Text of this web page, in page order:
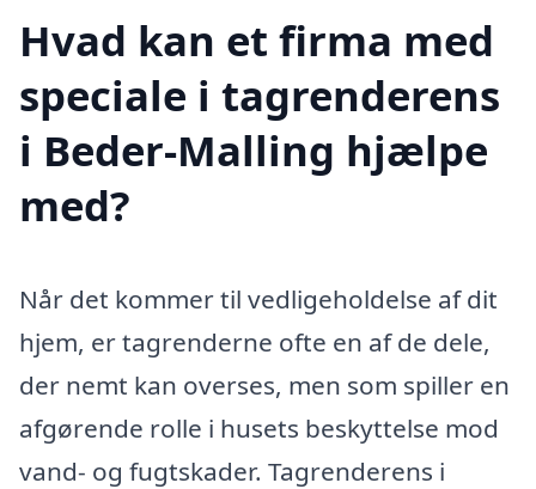
Hvad kan et firma med
speciale i tagrenderens
i Beder-Malling hjælpe
med?
Når det kommer til vedligeholdelse af dit
hjem, er tagrenderne ofte en af de dele,
der nemt kan overses, men som spiller en
afgørende rolle i husets beskyttelse mod
vand- og fugtskader. Tagrenderens i